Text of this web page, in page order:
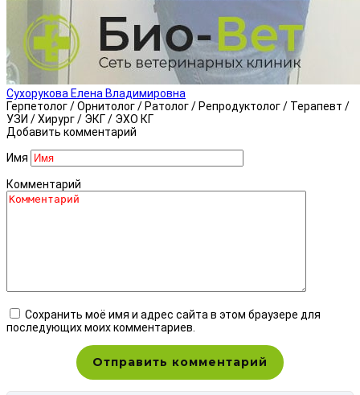
Сухорукова Елена Владимировна
Герпетолог / Орнитолог / Ратолог / Репродуктолог / Терапевт /
УЗИ / Хирург / ЭКГ / ЭХО КГ
Добавить комментарий
Имя
Комментарий
Сохранить моё имя и адрес сайта в этом браузере для
последующих моих комментариев.